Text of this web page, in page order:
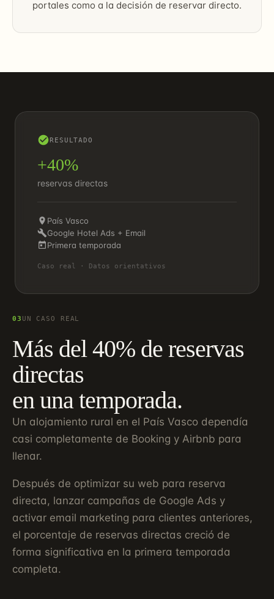
portales como a la decisión de reservar directo.
03 UN CASO REAL
Más del 40% de reservas
directas
en una temporada.
Un alojamiento rural en el País Vasco dependía
casi completamente de Booking y Airbnb para
llenar.
Después de optimizar su web para reserva
directa, lanzar campañas de Google Ads y
activar email marketing para clientes anteriores,
el porcentaje de reservas directas creció de
forma significativa en la primera temporada
completa.
RESULTADO
+40%
reservas directas
País Vasco
Google Hotel Ads + Email
Primera temporada
Caso real · Datos orientativos